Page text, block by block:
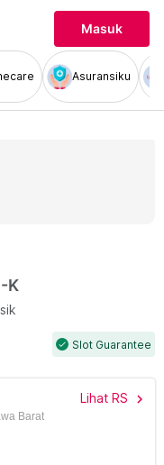
Masuk
Asuransiku
K
check Slot Guarantee
Lihat RS chevron_right
Barat